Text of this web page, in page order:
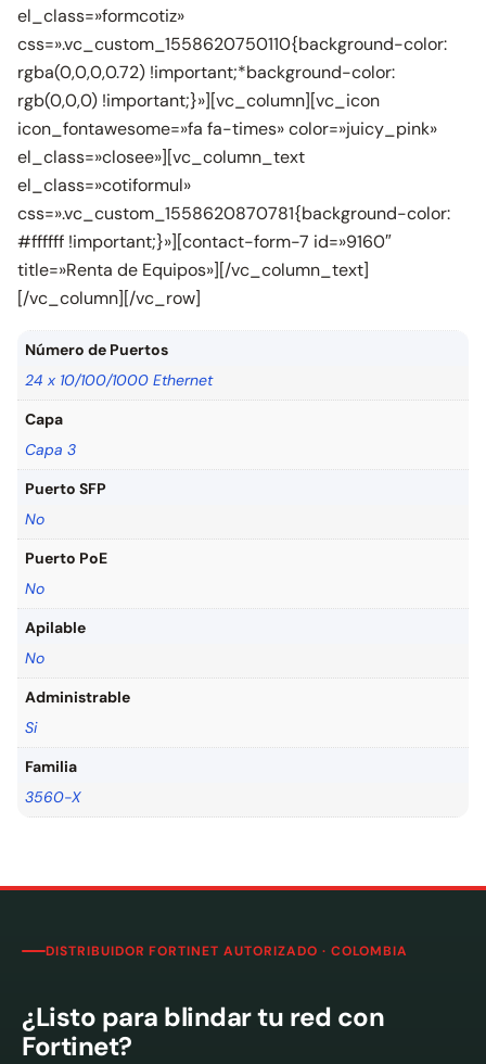
el_class=»formcotiz»
css=».vc_custom_1558620750110{background-color:
rgba(0,0,0,0.72) !important;*background-color:
rgb(0,0,0) !important;}»][vc_column][vc_icon
icon_fontawesome=»fa fa-times» color=»juicy_pink»
el_class=»closee»][vc_column_text
el_class=»cotiformul»
css=».vc_custom_1558620870781{background-color:
#ffffff !important;}»][contact-form-7 id=»9160″
title=»Renta de Equipos»][/vc_column_text]
[/vc_column][/vc_row]
Número de Puertos
24 x 10/100/1000 Ethernet
Capa
Capa 3
Puerto SFP
No
Puerto PoE
No
Apilable
No
Administrable
Si
Familia
3560-X
DISTRIBUIDOR FORTINET AUTORIZADO · COLOMBIA
¿Listo para blindar tu red con
Fortinet?